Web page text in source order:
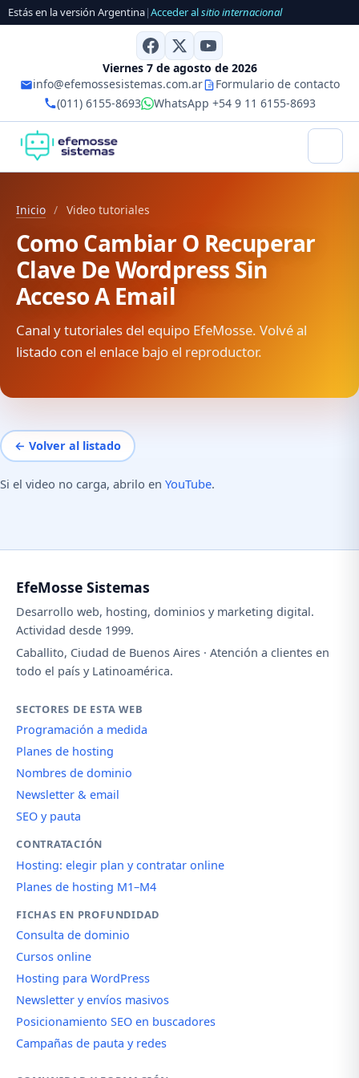
Estás en la versión Argentina|Acceder alsitio internacional
Viernes 7 de agosto de 2026
info@efemossesistemas.com.ar
Formulario de contacto
(011) 6155-8693
WhatsApp +54 9 11 6155-8693
Inicio / Video tutoriales
Como Cambiar O Recuperar
Clave De Wordpress Sin
Acceso A Email
Canal y tutoriales del equipo EfeMosse. Volvé al
listado con el enlace bajo el reproductor.
← Volver al listado
Si el video no carga, abrilo en YouTube.
EfeMosse Sistemas
Desarrollo web, hosting, dominios y marketing digital.
Actividad desde 1999.
Caballito, Ciudad de Buenos Aires · Atención a clientes en
todo el país y Latinoamérica.
SECTORES DE ESTA WEB
Programación a medida
Planes de hosting
Nombres de dominio
Newsletter & email
SEO y pauta
CONTRATACIÓN
Hosting: elegir plan y contratar online
Planes de hosting M1–M4
FICHAS EN PROFUNDIDAD
Consulta de dominio
Cursos online
Hosting para WordPress
Newsletter y envíos masivos
Posicionamiento SEO en buscadores
Campañas de pauta y redes